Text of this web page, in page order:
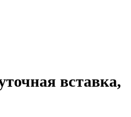
вставка,